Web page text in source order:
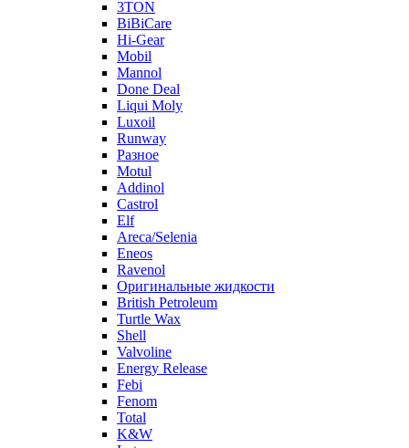
3TON
BiBiCare
Hi-Gear
Mobil
Mannol
Done Deal
Liqui Moly
Luxoil
Runway
Разное
Motul
Addinol
Castrol
Elf
Areca/Selenia
Eneos
Ravenol
Оригинальные жидкости
British Petroleum
Turtle Wax
Shell
Valvoline
Energy Release
Febi
Fenom
Total
K&W